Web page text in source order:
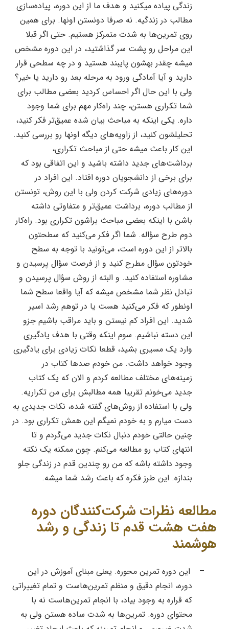
زندگی پیاده میکنید و هدف ما از این دوره، پیاده‌سازی
مطالب در زندگیه. نه صرفا دونستن اونها. برای همین
روی تمرین‌ها به شدت متمرکز هستیم. حتی اگر قبلا
این مراحل رو پشت سر گذاشتید، در این دوره مشخص
میشه چقدر بهشون پایبند هستید و در چه سطحی قرار
دارید و آیا آمادگی ورود به مرحله بعد رو دارید یا خیر؟
ولی با این حال اگر احساس کردید بعضی مطالب برای
شما تکراری هستن، چند راه‌کار مهم برای شما وجود
داره. یکی اینکه به مباحث بیان شده عمیق‌تر فکر کنید،
تحلیلشون کنید، از زاویه‌های دیگه اونها رو بررسی کنید.
این کار باعث میشه حتی از مباحث تکراری،
برداشت‌های جدید داشته باشید و این اتفاقی بود که
برای برخی از دانشجویان دوره افتاد. این افراد در
دوره‌های زیادی شرکت کردن ولی با این روش، تونستن
از مطالب دوره، برداشت عمیق‌تر و متفاوتی داشته
باشن با اینکه بعضی مباحث براشون تکراری بود. راه‌کار
دوم طرح سؤاله. شما اگر فکر می‌کنید که سطحتون
بالاتر از این دوره است، می‌تونید با توجه به سطح
خودتون سؤال مطرح کنید و از فرصت سؤال پرسیدن و
مشاوره استفاده کنید. و البته از روش سؤال پرسیدن و
تبادل نظر شما مشخص میشه که آیا واقعا سطح شما
اونطور که فکر می‌کنید هست یا در توهم رشد اسیر
شدید. این افراد کم نیستن و باید مراقب باشیم جزو
این دسته نباشیم. سوم اینکه وقتی با هدف یادگیری
وارد یک مسیری بشید، قطعا نکات زیادی برای یادگیری
وجود خواهد داشت. من خودم صدها کتاب در
زمینه‌های مختلف مطالعه کردم و الان که یک کتاب
جدید می‌خونم تقریبا همه مطالبش برای من تکراریه.
ولی با استفاده از روش‌های گفته شده، نکات جدیدی به
دست میارم و به خودم نمیگم این همش تکراری بود. در
چنین حالتی خودم دنبال نکات جدید می‌گردم و تا
انتهای کتاب رو مطالعه می‌کنم. چون ممکنه یک نکته
وجود داشته باشه که من رو چندین قدم در زندگی جلو
بندازه. این طرز فکره که باعث رشد شما میشه.
مطالعه نظرات شرکت‌کنندگان دوره
هفت هشت قدم تا زندگی و رشد
هوشمند
–
این دوره تمرین محوره. یعنی مبنای آموزش در این
دوره، انجام دقیق و منظم تمرین‌هاست و تمام تغییراتی
که قراره به وجود بیاد، با انجام تمرین‌هاست نه با
محتوای دوره. تمرین‌ها به شدت ساده هستن ولی به